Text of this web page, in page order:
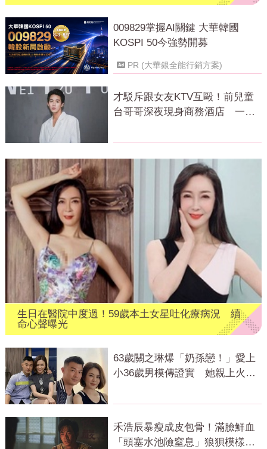
009829掌握AI關鍵 大華韓國
KOSPI 50今強勢開募
PR (大華銀全能行銷方案)
才駁斥跟女友KTV互毆！前兒童
台哥哥深夜現身商務酒店 一晚
生日在醫院中度過！59歲本土女星吐化療病況 續
命心聲曝光
63歲關之琳爆「奶孫戀！」愛上
小36歲男模傳證實 她親上火線
禾浩辰暴瘦成皮包骨！滿臉鮮血
「頭塞水池險窒息」狼狽模樣判